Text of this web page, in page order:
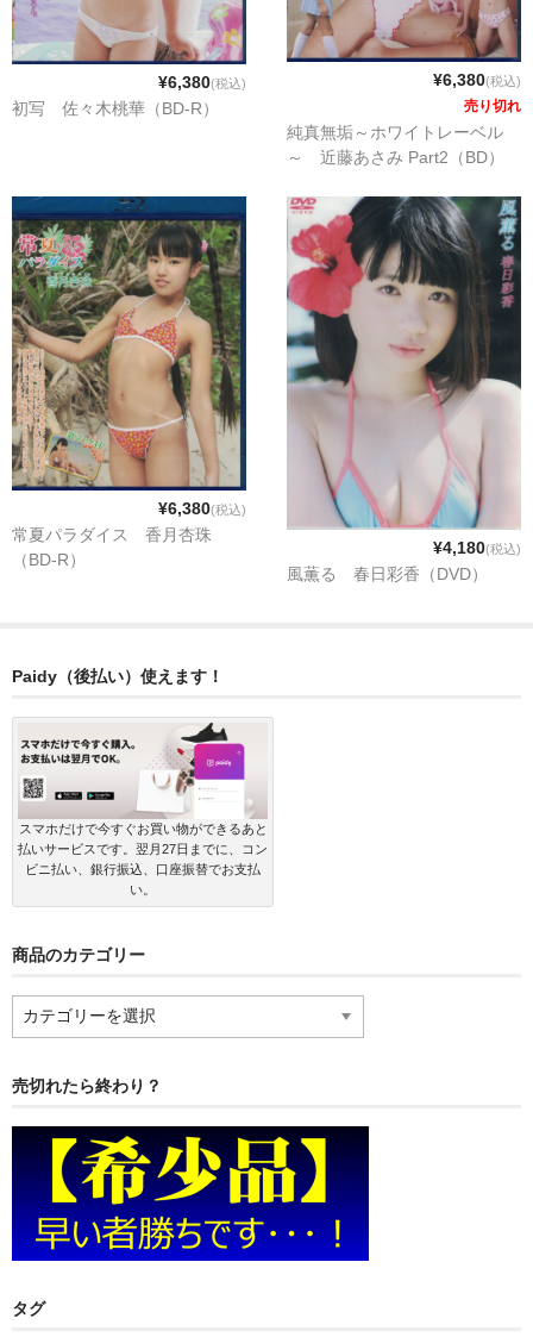
¥6,380(税込)
初写 佐々木桃華（BD-R）
¥6,380(税込)
売り切れ
純真無垢～ホワイトレーベル
～ 近藤あさみ Part2（BD）
¥6,380(税込)
常夏パラダイス 香月杏珠
（BD-R）
¥4,180(税込)
風薫る 春日彩香（DVD）
Paidy（後払い）使えます！
スマホだけで今すぐお買い物ができるあと
払いサービスです。翌月27日までに、コン
ビニ払い、銀行振込、口座振替でお支払
い。
商品のカテゴリー
カ
ゴ
売切れたら終わり？
タグ